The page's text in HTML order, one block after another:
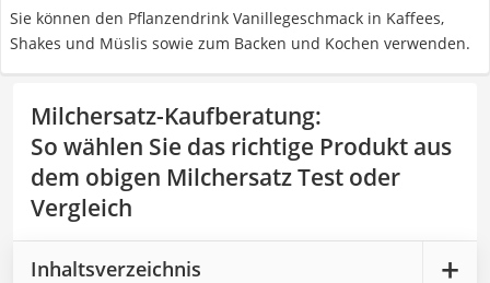
Sie können den Pflanzendrink Vanillegeschmack in Kaffees,
Shakes und Müslis sowie zum Backen und Kochen verwenden.
Milchersatz-Kaufberatung:
So wählen Sie das richtige Produkt aus
dem obigen Milchersatz Test oder
Vergleich
Inhaltsverzeichnis